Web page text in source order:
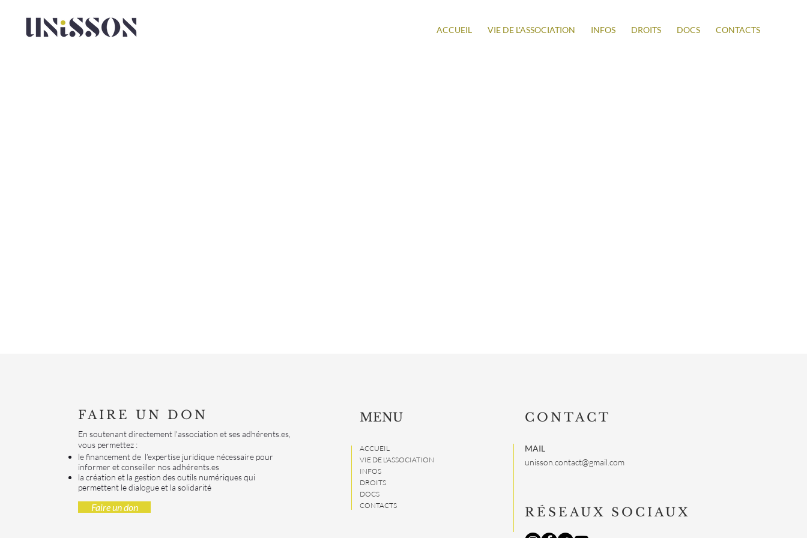
ACCUEIL VIE DE L'ASSOCIATION INFOS DROITS DOCS CONTACTS
FAIRE UN DON
En soutenant directement l'association et ses adhérents.es,
vous permettez :
le financement de l’expertise juridique nécessaire pour
informer et conseiller nos adhérents.es
la création et la gestion des outils numériques qui
permettent le dialogue et la solidarité
Faire un don
MENU
ACCUEIL
VIE DE L'ASSOCIATION
INFOS
DROITS
DOCS
CONTACTS
CONTACT
MAIL
unisson.contact@gmail.com
RÉSEAUX SOCIAUX